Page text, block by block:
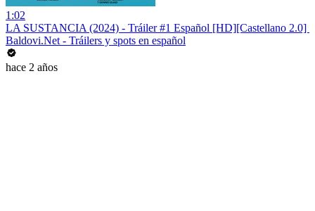
1:02
LA SUSTANCIA (2024) - Tráiler #1 Español [HD][Castellano 2.0] ️
Baldovi.Net - Tráilers y spots en español
hace 2 años